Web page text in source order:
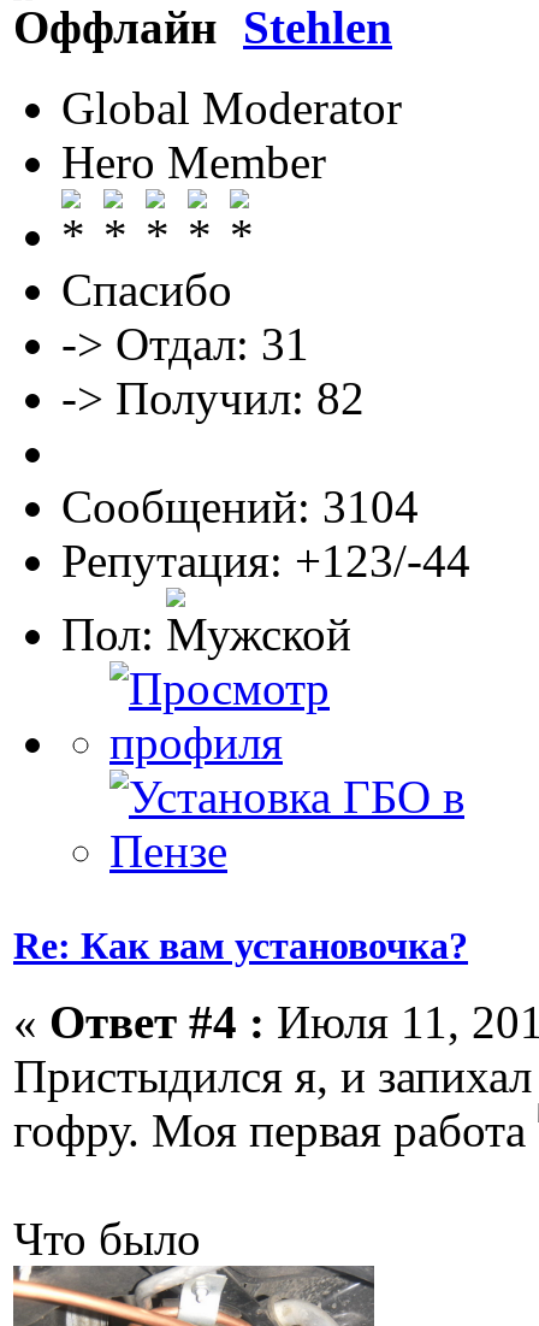
Stehlen
Global Moderator
Hero Member
Спасибо
-> Отдал: 31
-> Получил: 82
Сообщений: 3104
Репутация: +123/-44
Пол:
Re: Как вам установочка?
« Ответ #4 : Июля 11,
Пристыдился я, и
гофру. Моя первая работа
Что было